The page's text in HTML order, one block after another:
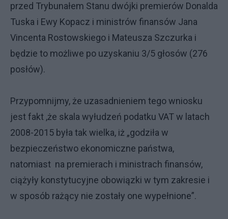
przed Trybunałem Stanu dwójki premierów Donalda
Tuska i Ewy Kopacz i ministrów finansów Jana
Vincenta Rostowskiego i Mateusza Szczurka i
będzie to możliwe po uzyskaniu 3/5 głosów (276
posłów).
Przypomnijmy, że uzasadnieniem tego wniosku
jest fakt ,że skala wyłudzeń podatku VAT w latach
2008-2015 była tak wielka, iż „godziła w
bezpieczeństwo ekonomiczne państwa,
natomiast na premierach i ministrach finansów,
ciążyły konstytucyjne obowiązki w tym zakresie i
w sposób rażący nie zostały one wypełnione”.